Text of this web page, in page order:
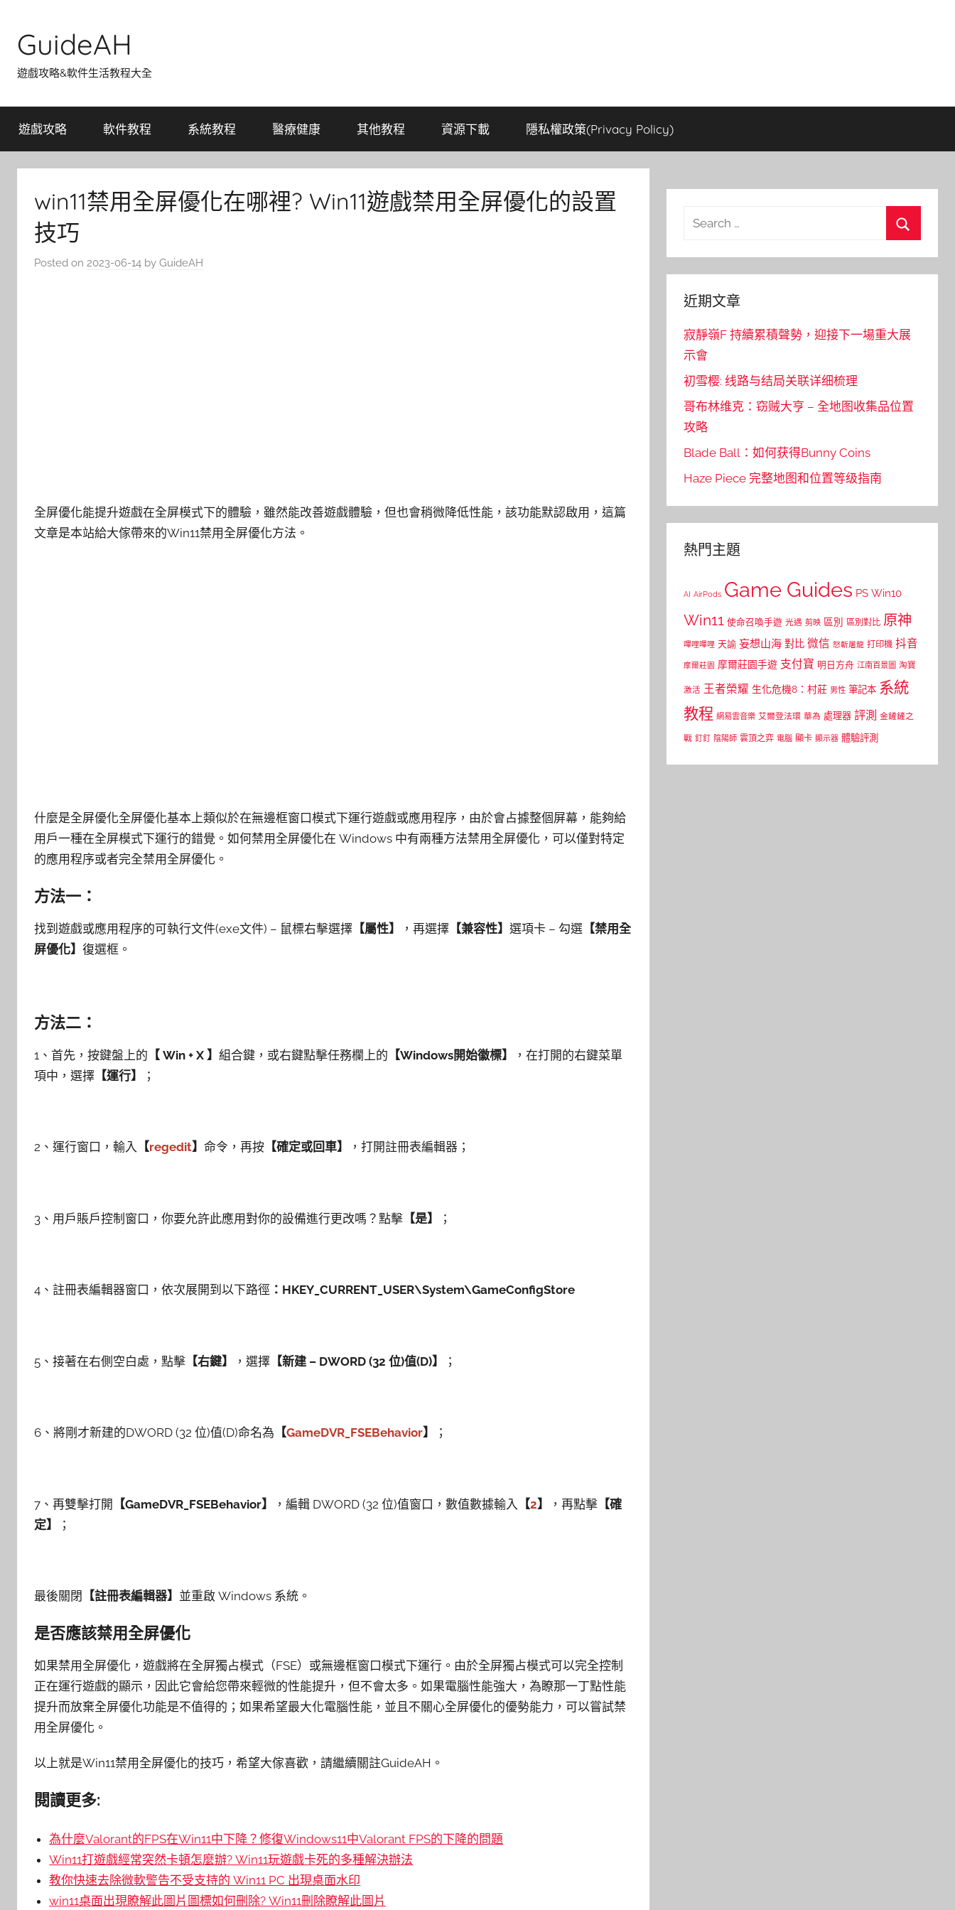
content
GuideAH
遊戲攻略&軟件生活教程大全
遊戲攻略 軟件教程 系統教程 醫療健康 其他教程 資源下載 隱私權政策(Privacy Policy)
win11禁用全屏優化在哪裡? Win11遊戲禁用全屏優化的設置
技巧
Posted on 2023-06-14 by GuideAH
全屏優化能提升遊戲在全屏模式下的體驗，雖然能改善遊戲體驗，但也會稍微降低性能，該功能默認啟用，這篇
文章是本站給大傢帶來的Win11禁用全屏優化方法。
什麼是全屏優化全屏優化基本上類似於在無邊框窗口模式下運行遊戲或應用程序，由於會占據整個屏幕，能夠給
用戶一種在全屏模式下運行的錯覺。如何禁用全屏優化在 Windows 中有兩種方法禁用全屏優化，可以僅對特定
的應用程序或者完全禁用全屏優化。
方法一：
找到遊戲或應用程序的可執行文件(exe文件) – 鼠標右擊選擇 【屬性】 ，再選擇 【兼容性】 選項卡 – 勾選 【禁用全
屏優化】 復選框。
方法二：
1、首先，按鍵盤上的 【 Win + X 】 組合鍵，或右鍵點擊任務欄上的 【Windows開始徽標】
，在打開的右鍵菜單
項中，選擇 【運行】 ；
2、運行窗口，輸入 【regedit】 命令，再按 【確定或回車】 ，打開註冊表編輯器；
3、用戶賬戶控制窗口，你要允許此應用對你的設備進行更改嗎？點擊 【是】 ；
4、註冊表編輯器窗口，依次展開到以下路徑 ：HKEY_CURRENT_USER\System\GameConfigStore
5、接著在右側空白處，點擊 【右鍵】 ，選擇 【新建 – DWORD (32 位)值(D)】 ；
6、將剛才新建的DWORD (32 位)值(D)命名為 【GameDVR_FSEBehavior】 ；
7、再雙擊打開 【GameDVR_FSEBehavior】 ，編輯 DWORD (32 位)值窗口，數值數據輸入 【2】 ，再點擊 【確
定】
；
最後關閉 【註冊表編輯器】 並重啟 Windows 系統。
是否應該禁用全屏優化
如果禁用全屏優化，遊戲將在全屏獨占模式（FSE）或無邊框窗口模式下運行。由於全屏獨占模式可以完全控制
正在運行遊戲的顯示，因此它會給您帶來輕微的性能提升，但不會太多。如果電腦性能強大，為瞭那一丁點性能
提升而放棄全屏優化功能是不值得的；如果希望最大化電腦性能，並且不關心全屏優化的優勢能力，可以嘗試禁
用全屏優化。
以上就是Win11禁用全屏優化的技巧，希望大傢喜歡，請繼續關註GuideAH。
閱讀更多:
為什麼Valorant的FPS在Win11中下降？修復Windows11中Valorant FPS的下降的問題
Win11打遊戲經常突然卡頓怎麼辦? Win11玩遊戲卡死的多種解決辦法
教你快速去除微軟警告不受支持的 Win11 PC 出現桌面水印
win11桌面出現瞭解此圖片圖標如何刪除? Win11刪除瞭解此圖片
Search
近期文章
寂靜嶺F 持續累積聲勢，迎接下一場重大展
示會
初雪樱: 线路与结局关联详细梳理
哥布林维克：窃贼大亨 – 全地图收集品位置
攻略
Blade Ball：如何获得Bunny Coins
Haze Piece 完整地图和位置等级指南
熱門主題
AI AirPods Game Guides PS Win10
Win11 使命召喚手遊 光遇 剪映 區別 區別對比 原神
嗶哩嗶哩 天諭 妄想山海 對比 微信 怒斬屠龍 打印機 抖音
摩爾莊園 摩爾莊園手遊 支付寶 明日方舟 江南百景圖 淘寶
激活 王者榮耀 生化危機8：村莊 男性 筆記本 系統
教程 網易雲音樂 艾爾登法環 華為 處理器 評測 金鏟鏟之
戰 釘釘 陰陽師 雲頂之弈 電腦 顯卡 顯示器 體驗評測